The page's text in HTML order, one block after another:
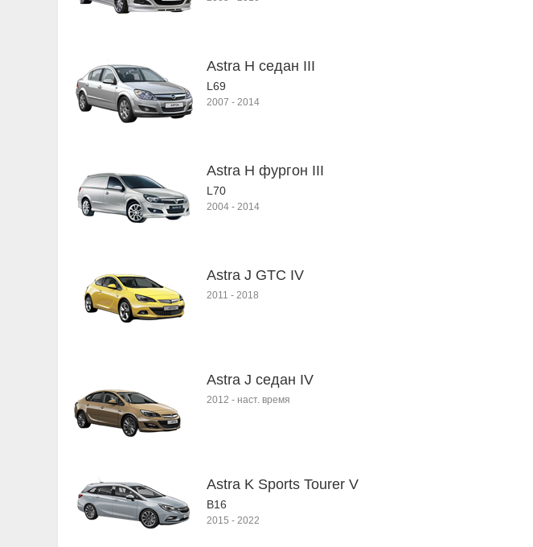
Astra H седан III
L69
2007 - 2014
Astra H фургон III
L70
2004 - 2014
Astra J GTC IV
2011 - 2018
Astra J седан IV
2012 - наст. время
Astra K Sports Tourer V
B16
2015 - 2022